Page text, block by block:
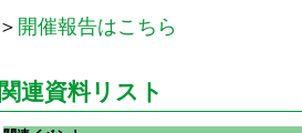
＞ 開催報告はこちら
関連資料リスト